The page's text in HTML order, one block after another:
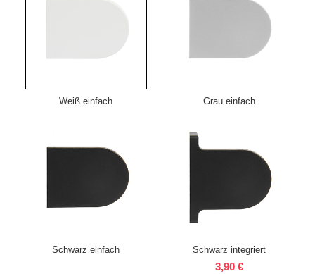
Weiß einfach Grau einfach
Schwarz einfach Schwarz integriert
3,90 €